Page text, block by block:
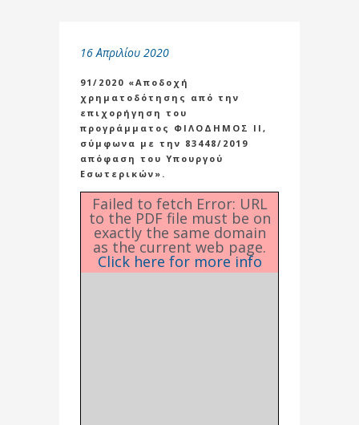
16 Απριλίου 2020
91/2020 «Αποδοχή
χρηματοδότησης από την
επιχορήγηση του
προγράμματος ΦΙΛΟΔΗΜΟΣ ΙΙ,
σύμφωνα με την 83448/2019
απόφαση του Υπουργού
Εσωτερικών».
Failed to fetch Error: URL
to the PDF file must be on
exactly the same domain
as the current web page.
Click here for more info